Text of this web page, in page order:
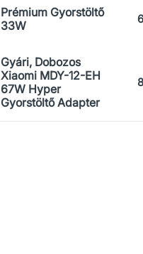
Prémium Gyorstöltő
33W
Gyári, Dobozos
Xiaomi MDY-12-EH
67W Hyper
Gyorstöltő Adapter